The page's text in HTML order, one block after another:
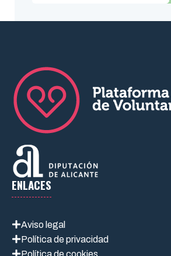
ENLACES
Aviso legal
Política de privacidad
Política de cookies